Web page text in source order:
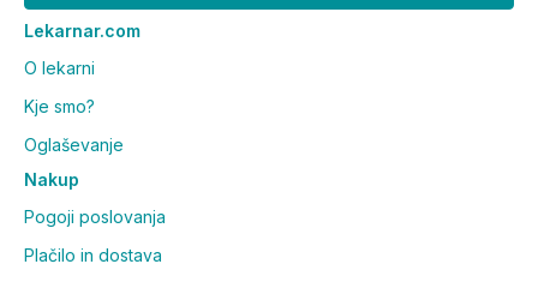
Lekarnar.com
O lekarni
Kje smo?
Oglaševanje
Nakup
Pogoji poslovanja
Plačilo in dostava